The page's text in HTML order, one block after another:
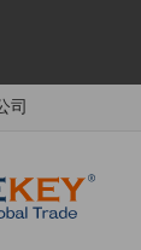
司